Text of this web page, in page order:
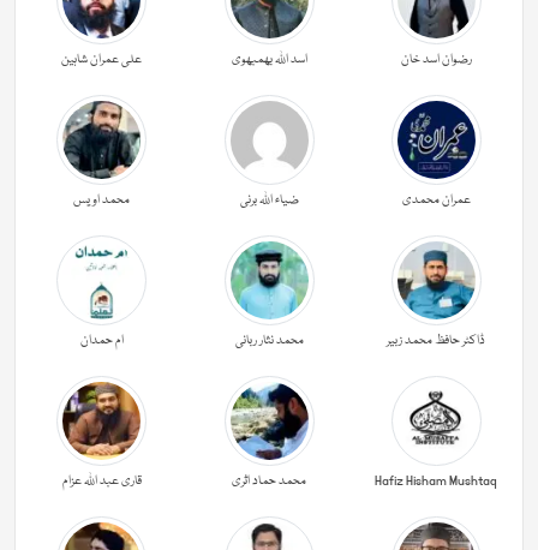
رضوان اسد خان اسد اللہ بھمبھوی علی عمران شاہین
عمران محمدی ضیاء اللہ برنی محمد اویس
ڈاکٹر حافظ محمد زبیر محمد نثار ربانی ام حمدان
Hafiz Hisham Mushtaq محمد حماد اثری قاری عبد اللہ عزام